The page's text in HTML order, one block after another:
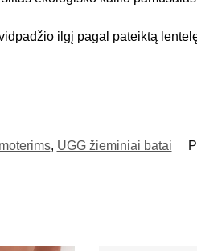
ilgį pagal pateiktą
, UGG žieminiai batai